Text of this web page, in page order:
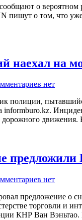
о вероятном
пишут о том, что уже
наехал на
нет
полиции,
informburo.kz.
движения.
нет
предложение о
торговли и
КНР Ван